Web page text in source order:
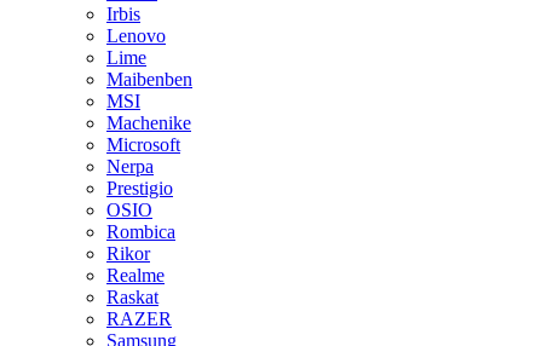
Irbis
Lenovo
Lime
Maibenben
MSI
Machenike
Microsoft
Nerpa
Prestigio
OSIO
Rombica
Rikor
Realme
Raskat
RAZER
Samsung